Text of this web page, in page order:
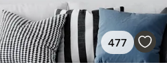
477